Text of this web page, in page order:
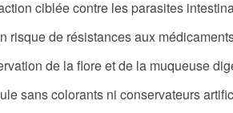
ciblée contre les parasites
risque de résistances aux
de la flore et de la muqueuse
sans colorants ni conservateurs